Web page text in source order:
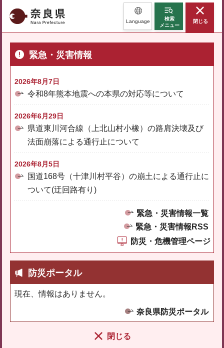
奈良県 Language
検索
メニュー
閉じる
緊急・災害情報
2026年8月7日
令和8年熊本地震への本県の対応等について
2026年6月29日
県道東川河合線（上北山村小橡）の路肩決壊及び
法面崩落による通行止について
2026年8月5日
国道168号（十津川村平谷）の崩土による通行止に
ついて(迂回路有り)
緊急・災害情報一覧
緊急・災害情報RSS
防災・危機管理ページ
防災ポータル
現在、情報はありません。
奈良県防災ポータル
閉じる